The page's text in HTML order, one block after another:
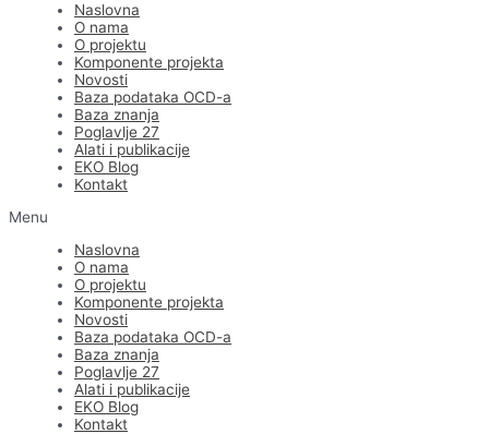
Naslovna
O nama
O projektu
Komponente projekta
Novosti
Baza podataka OCD-a
Baza znanja
Poglavlje 27
Alati i publikacije
EKO Blog
Kontakt
Menu
Naslovna
O nama
O projektu
Komponente projekta
Novosti
Baza podataka OCD-a
Baza znanja
Poglavlje 27
Alati i publikacije
EKO Blog
Kontakt